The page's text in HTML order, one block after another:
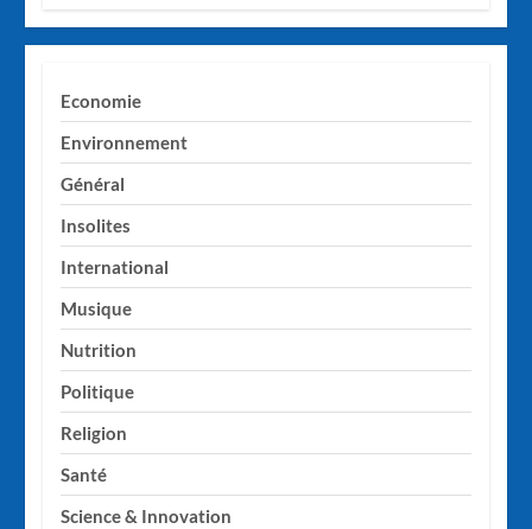
Economie
Environnement
Général
Insolites
International
Musique
Nutrition
Politique
Religion
Santé
Science & Innovation